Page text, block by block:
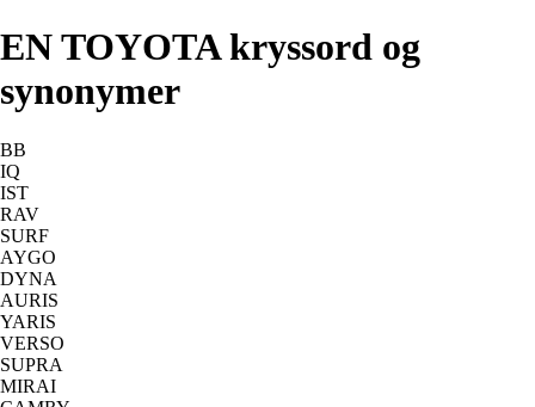
EN TOYOTA kryssord og
synonymer
BB
IQ
IST
RAV
SURF
AYGO
DYNA
AURIS
YARIS
VERSO
SUPRA
MIRAI